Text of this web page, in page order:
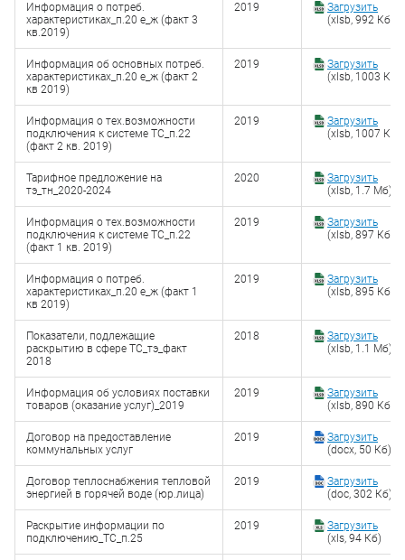
Информация о потреб.
характеристиках_п.20 е_ж (факт 3
кв.2019)
2019
Загрузить
(xlsb, 992 Кб)
Информация об основных потреб.
характеристиках_п.20 е_ж (факт 2
кв 2019)
2019
Загрузить
(xlsb, 1003 Кб)
Информация о тех.возможности
подключения к системе ТС_п.22
(факт 2 кв. 2019)
2019
Загрузить
(xlsb, 1007 Кб)
Тарифное предложение на
тэ_тн_2020-2024
2020
Загрузить
(xlsb, 1.7 Мб)
Информация о тех.возможности
подключения к системе ТС_п.22
(факт 1 кв. 2019)
2019
Загрузить
(xlsb, 897 Кб)
Информация о потреб.
характеристиках_п.20 е_ж (факт 1
кв 2019)
2019
Загрузить
(xlsb, 895 Кб)
Показатели, подлежащие
раскрытию в сфере ТС_тэ_факт
2018
2018
Загрузить
(xlsb, 1.1 Мб)
Информация об условиях поставки
товаров (оказание услуг)_2019
2019
Загрузить
(xlsb, 890 Кб)
Договор на предоставление
коммунальных услуг
2019
Загрузить
(docx, 50 Кб)
Договор теплоснабжения тепловой
энергией в горячей воде (юр.лица)
2019
Загрузить
(doc, 302 Кб)
Раскрытие информации по
подключению_ТС_п.25
2019
Загрузить
(xls, 94 Кб)